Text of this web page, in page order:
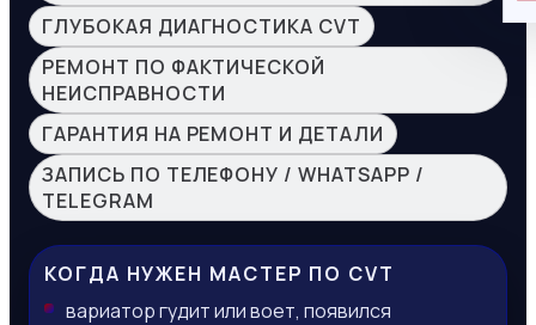
ГЛУБОКАЯ ДИАГНОСТИКА CVT
РЕМОНТ ПО ФАКТИЧЕСКОЙ
НЕИСПРАВНОСТИ
ГАРАНТИЯ НА РЕМОНТ И ДЕТАЛИ
ЗАПИСЬ ПО ТЕЛЕФОНУ / WHATSAPP /
TELEGRAM
КОГДА НУЖЕН МАСТЕР ПО CVT
вариатор гудит или воет, появился